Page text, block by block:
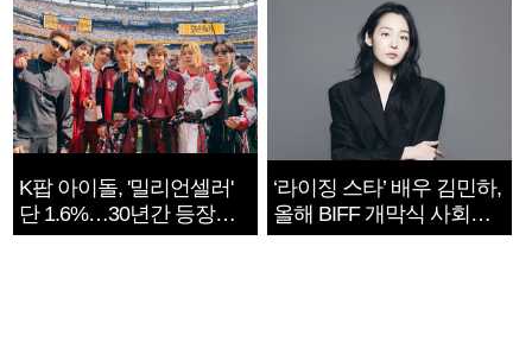
K팝 아이돌, '밀리언셀러'
단 1.6%…30년간 등장
1182개팀 전수조사
‘라이징 스타’ 배우 김민하,
올해 BIFF 개막식 사회자
확정